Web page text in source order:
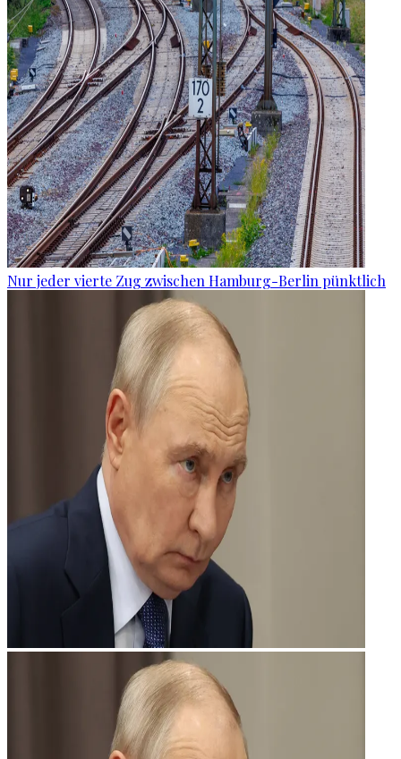
Nur jeder vierte Zug zwischen Hamburg-Berlin pünktlich